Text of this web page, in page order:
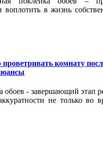
воплотить в жизнь
комнату
обоев - завершающий этап
не только во